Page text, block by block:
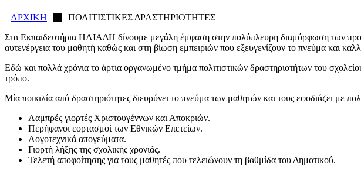
ΑΡΧΙΚΗ
ΠΟΛΙΤΙΣΤΙΚΕΣ ΔΡΑΣΤΗΡΙΟΤΗΤΕΣ
Στα Εκπαιδευτήρια ΗΛΙΑΔΗ δίνουμε μεγάλη έμφαση στην πολύπλευρη διαμόρφωση των
αυτενέργεια του μαθητή καθώς και στη βίωση εμπειριών που εξευγενίζουν το πνεύμα και
Εδώ και πολλά χρόνια το άρτια οργανωμένο τμήμα πολιτιστικών δραστηριοτήτων του
τρόπο.
Μία ποικιλία από δραστηριότητες διευρύνει το πνεύμα των μαθητών και τους εφοδιάζει με
Λαμπρές γιορτές Χριστουγέννων και Αποκριών.
Περήφανοι εορτασμοί των Εθνικών Επετείων.
Λογοτεχνικά απογεύματα.
Γιορτή λήξης της σχολικής χρονιάς.
Τελετή αποφοίτησης για τους μαθητές που τελειώνουν τη βαθμίδα του Δημοτικού.